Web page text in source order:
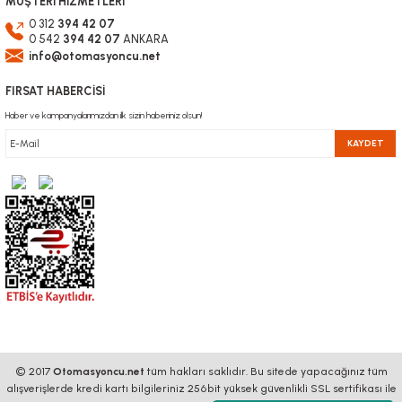
0 312 394 42 07
0 542 394 42 07 ANKARA
info@otomasyoncu.net
FIRSAT HABERCİSİ
Haber ve kampanyalarımızdan ilk sizin haberiniz olsun!
KAYDET
© 2017 Otomasyoncu.net tüm hakları saklıdır. Bu sitede yapacağınız tüm
alışverişlerde kredi kartı bilgileriniz 256bit yüksek güvenlikli SSL sertifikası ile